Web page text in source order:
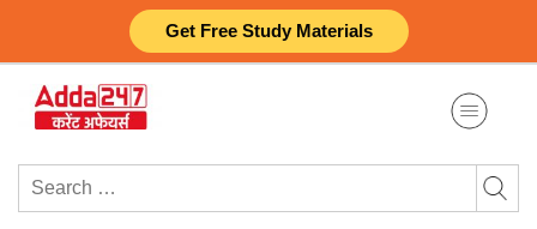
Get Free Study Materials
content
Search